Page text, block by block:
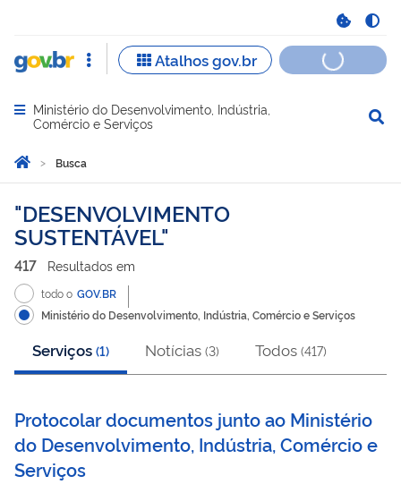
Abrir menu principal de navegação
Ministério do Desenvolvimento, Indústria,
Comércio e Serviços
Você está aqui:
Página Inicial
Busca
Busca
DESENVOLVIMENTO
SUSTENTÁVEL
417 Resultados em
todo o GOV.BR
Ministério do Desenvolvimento, Indústria, Comércio e Serviços
Serviços (1) Notícias (3) Todos (417)
Protocolar documentos junto ao Ministério
do Desenvolvimento, Indústria, Comércio e
Serviços